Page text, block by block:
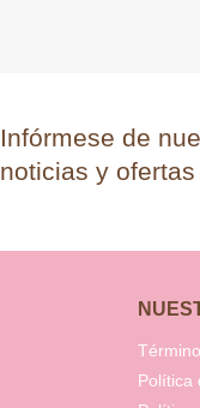
Infórmese de
noticias y
Política